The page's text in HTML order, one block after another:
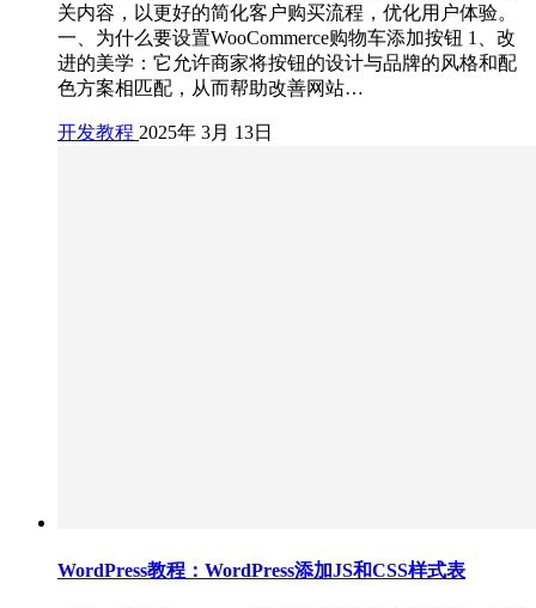
关内容，以更好的简化客户购买流程，优化用户体验。
一、为什么要设置WooCommerce购物车添加按钮 1、改
进的美学：它允许商家将按钮的设计与品牌的风格和配
色方案相匹配，从而帮助改善网站…
开发教程 2025年 3月 13日
WordPress教程：WordPress添加JS和CSS样式表